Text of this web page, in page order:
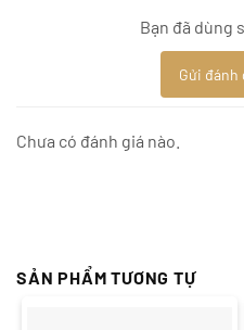
Bạn đã dùng
Gửi đánh
Chưa có đánh giá nào.
SẢN PHẨM TƯƠNG TỰ